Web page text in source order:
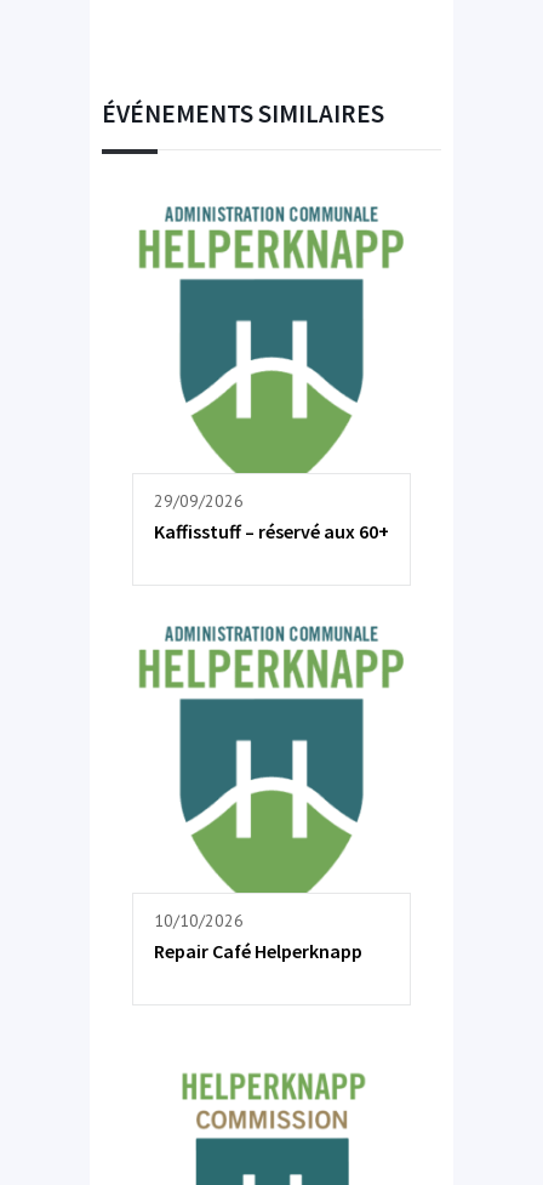
ÉVÉNEMENTS SIMILAIRES
29/09/2026
Kaffisstuff – réservé aux 60+
10/10/2026
Repair Café Helperknapp